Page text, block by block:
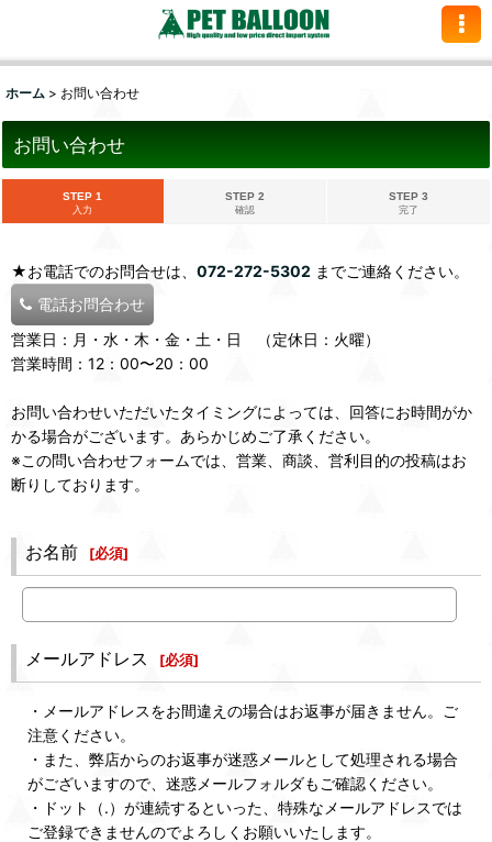
ホーム > お問い合わせ
お問い合わせ
STEP 1
入力
STEP 2
確認
STEP 3
完了
★お電話でのお問合せは、 072-272-5302 までご連絡ください。
電話お問合わせ
営業日：月・水・木・金・土・日 （定休日：火曜）
営業時間：12：00〜20：00
お問い合わせいただいたタイミングによっては、回答にお時間がか
かる場合がございます。あらかじめご了承ください。
※この問い合わせフォームでは、営業、商談、営利目的の投稿はお
断りしております。
お名前 [必須]
メールアドレス [必須]
・メールアドレスをお間違えの場合はお返事が届きません。ご
注意ください。
・また、弊店からのお返事が迷惑メールとして処理される場合
がございますので、迷惑メールフォルダもご確認ください。
・ドット（.）が連続するといった、特殊なメールアドレスでは
ご登録できませんのでよろしくお願いいたします。